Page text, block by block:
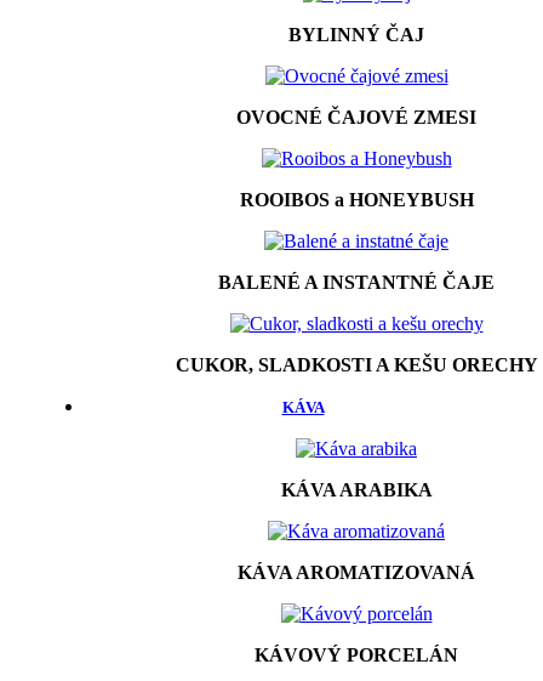
BYLINNÝ ČAJ
OVOCNÉ ČAJOVÉ ZMESI
ROOIBOS a HONEYBUSH
BALENÉ A INSTANTNÉ ČAJE
CUKOR, SLADKOSTI A KEŠU ORECHY
KÁVA
KÁVA ARABIKA
KÁVA AROMATIZOVANÁ
KÁVOVÝ PORCELÁN